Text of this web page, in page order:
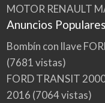
MOTOR RENAULT
Anuncios
Bombín con llave
(7681 vistas)
FORD TRANSIT
2016 (7064 vistas)